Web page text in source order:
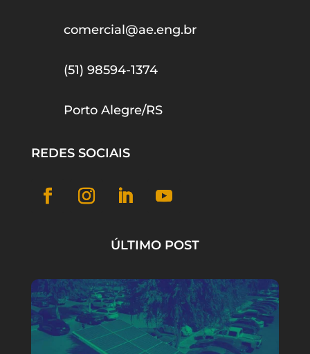
comercial@ae.eng.br
(51) 98594-1374
Porto Alegre/RS
REDES SOCIAIS
ÚLTIMO POST